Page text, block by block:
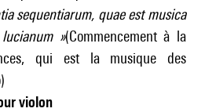
sequentiarum, quae est musica
»(Commencement à la
qui est la musique des
violon